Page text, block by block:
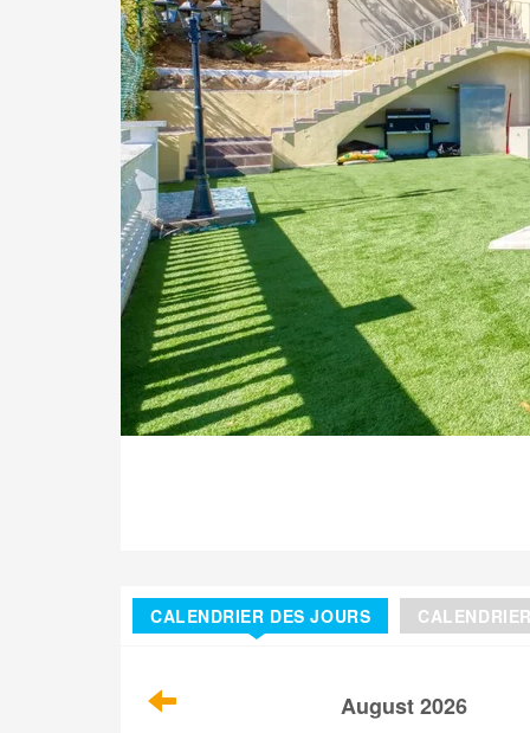
CALENDRIER DES JOURS
August 2026